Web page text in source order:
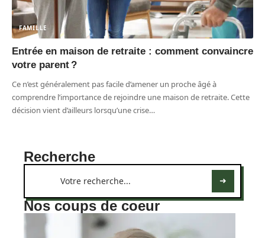
FAMILLE
Entrée en maison de retraite : comment convaincre
votre parent ?
Ce n’est généralement pas facile d’amener un proche âgé à
comprendre l’importance de rejoindre une maison de retraite. Cette
décision vient d’ailleurs lorsqu’une crise…
Recherche
Nos coups de coeur